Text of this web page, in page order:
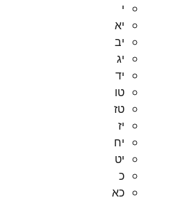
י
יא
יב
יג
יד
טו
טז
יז
יח
יט
כ
כא